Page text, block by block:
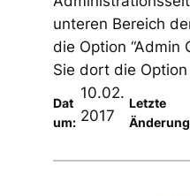
unteren Bereich
die Option “Admin
Sie dort die Option
Dat
um:
10.02.
2017
Letzte